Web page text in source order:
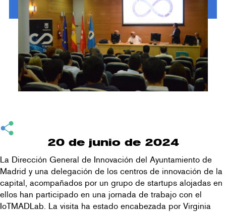
20 de junio de 2024
La Dirección General de Innovación del Ayuntamiento de
Madrid y una delegación de los centros de innovación de la
capital, acompañados por un grupo de startups alojadas en
ellos han participado en una jornada de trabajo con el
IoTMADLab. La visita ha estado encabezada por Virginia